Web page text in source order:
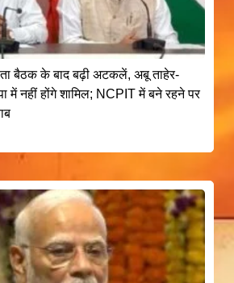
बैठक के बाद बढ़ी अटकलें, अबू ताहेर-
में नहीं होंगे शामिल; NCPIT में बने रहने पर